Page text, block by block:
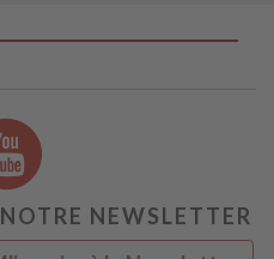
NEWSLETTER